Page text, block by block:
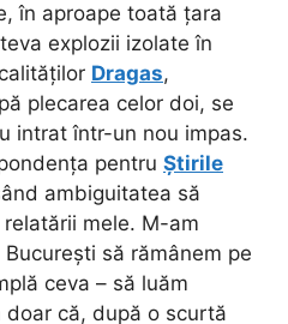
în aproape toată țara
explozii izolate în
Dragas,
plecarea celor doi, se
intrat într-un nou impas.
pentru Știrile
ambiguitatea să
mele. M-am
să rămânem pe
ceva – să luăm
că, după o scurtă